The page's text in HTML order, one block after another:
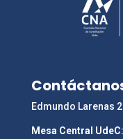
Edmundo Larenas
Mesa Central UdeC